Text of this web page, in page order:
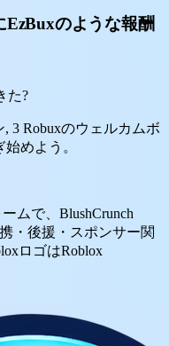
EzBuxのような報酬
た?
3 Robuxのウェルカムボ
めよう。
ムで、BlushCrunch
・後援・スポンサー関
ロゴはRoblox